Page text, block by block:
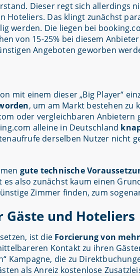
Dieser regt sich allerdings
Hoteliers. Das klingt zunächst
werden. Die liegen bei
von 15-25% bei diesem
Angeboten geworben
mit einem dieser „Big Player“
, um am Markt bestehen zu
oder vergleichbaren Anbietern
alleine in Deutschland
derselben Nutzer nicht
gute technische
es also zunächst kaum einen
Zimmer finden, zum
Gäste und Hoteliers
ist die Forcierung von
Kontakt zu ihren
Kampagne, die zu
als Anreiz kostenlose